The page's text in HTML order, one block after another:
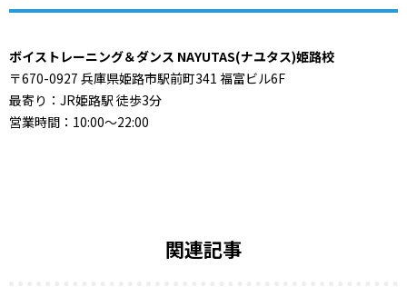
ボイストレーニング＆ダンス NAYUTAS(ナユタス)姫路校
〒670-0927 兵庫県姫路市駅前町341 福富ビル6F
最寄り：JR姫路駅 徒歩3分
営業時間：10:00〜22:00
関連記事